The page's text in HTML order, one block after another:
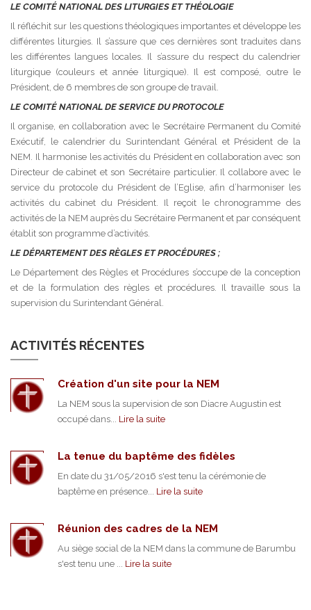
LE COMITÉ NATIONAL DES LITURGIES ET THÉOLOGIE
Il réfléchit sur les questions théologiques importantes et développe les
différentes liturgies. Il s’assure que ces dernières sont traduites dans
les différentes langues locales. Il s’assure du respect du calendrier
liturgique (couleurs et année liturgique). Il est composé, outre le
Président, de 6 membres de son groupe de travail.
LE COMITÉ NATIONAL DE SERVICE DU PROTOCOLE
Il organise, en collaboration avec le Secrétaire Permanent du Comité
Exécutif, le calendrier du Surintendant Général et Président de la
NEM. Il harmonise les activités du Président en collaboration avec son
Directeur de cabinet et son Secrétaire particulier. Il collabore avec le
service du protocole du Président de l’Eglise, afin d’harmoniser les
activités du cabinet du Président. Il reçoit le chronogramme des
activités de la NEM auprès du Secrétaire Permanent et par conséquent
établit son programme d’activités.
LE DÉPARTEMENT DES RÈGLES ET PROCÉDURES ;
Le Département des Règles et Procédures s’occupe de la conception
et de la formulation des règles et procédures. Il travaille sous la
supervision du Surintendant Général.
ACTIVITÉS RÉCENTES
Création d'un site pour la NEM
La NEM sous la supervision de son Diacre Augustin est
occupé dans... Lire la suite
La tenue du baptême des fidèles
En date du 31/05/2016 s'est tenu la cérémonie de
baptême en présence... Lire la suite
Réunion des cadres de la NEM
Au siège social de la NEM dans la commune de Barumbu
s'est tenu une ... Lire la suite